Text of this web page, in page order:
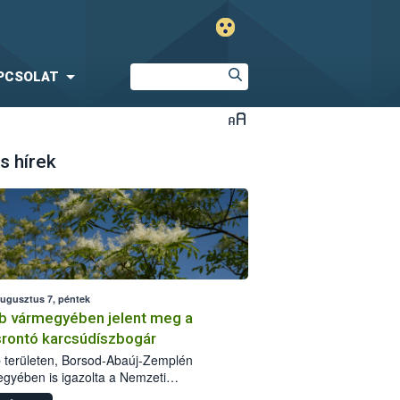
hírek
7, péntek
vármegyében jelent meg a
karcsúdíszbogár
területen, Borsod-Abaúj-Zemplén
is igazolta a Nemzeti
biztonsági Hivatal (Nébih) a